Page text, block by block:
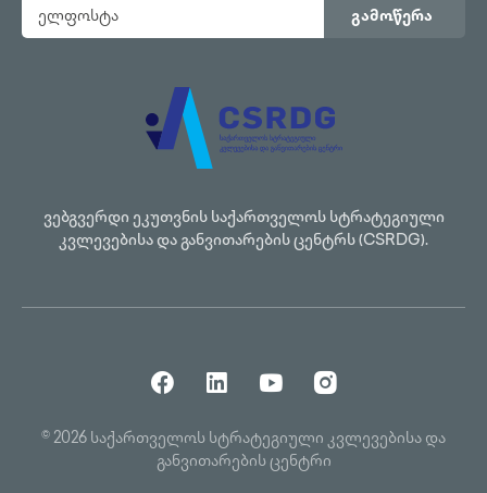
გამოწერა
ვებგვერდი ეკუთვნის საქართველოს სტრატეგიული
კვლევებისა და განვითარების ცენტრს (CSRDG).
© 2026 საქართველოს სტრატეგიული კვლევებისა და
განვითარების ცენტრი